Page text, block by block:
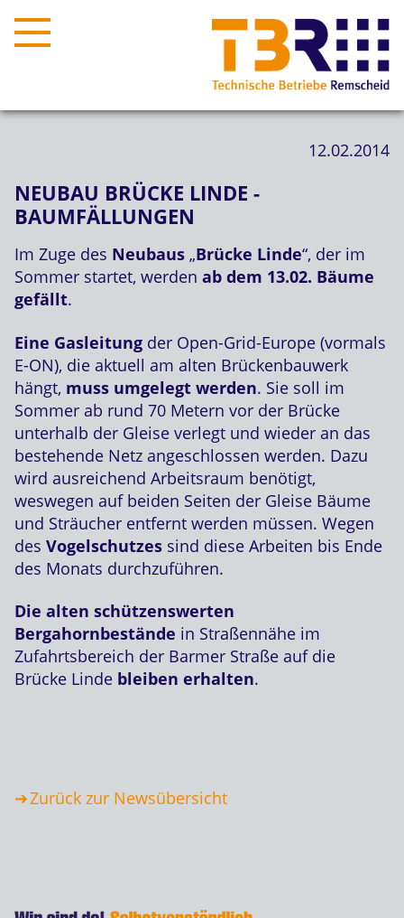
12.02.2014
NEUBAU BRÜCKE LINDE -
BAUMFÄLLUNGEN
Im Zuge des Neubaus „Brücke Linde“, der im
Sommer startet, werden ab dem 13.02. Bäume
gefällt.
Eine Gasleitung der Open-Grid-Europe (vormals
E-ON), die aktuell am alten Brückenbauwerk
hängt, muss umgelegt werden. Sie soll im
Sommer ab rund 70 Metern vor der Brücke
unterhalb der Gleise verlegt und wieder an das
bestehende Netz angeschlossen werden. Dazu
wird ausreichend Arbeitsraum benötigt,
weswegen auf beiden Seiten der Gleise Bäume
und Sträucher entfernt werden müssen. Wegen
des Vogelschutzes sind diese Arbeiten bis Ende
des Monats durchzuführen.
Die alten schützenswerten
Bergahornbestände in Straßennähe im
Zufahrtsbereich der Barmer Straße auf die
Brücke Linde bleiben erhalten.
Zurück zur Newsübersicht